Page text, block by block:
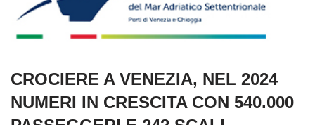
CROCIERE A VENEZIA, NEL 2024
NUMERI IN CRESCITA CON 540.000